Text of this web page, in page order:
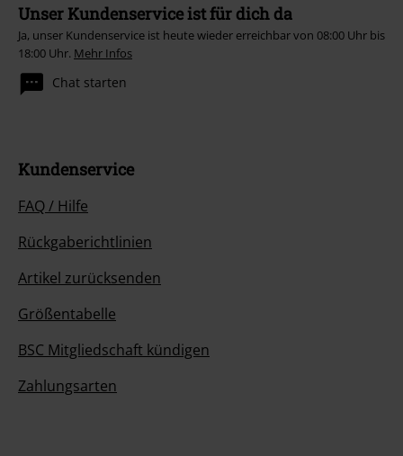
Unser Kundenservice ist für dich da
Ja, unser Kundenservice ist heute wieder erreichbar von 08:00 Uhr bis
18:00 Uhr. Mehr Infos
Chat starten
Kundenservice
FAQ / Hilfe
Rückgaberichtlinien
Artikel zurücksenden
Größentabelle
BSC Mitgliedschaft kündigen
Zahlungsarten